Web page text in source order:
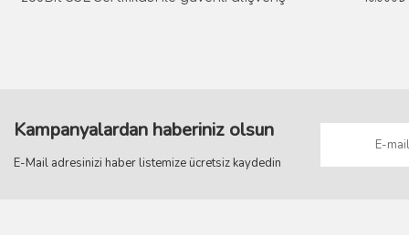
Kampanyalardan haberiniz olsun
E-Mail adresinizi haber listemize ücretsiz kaydedin